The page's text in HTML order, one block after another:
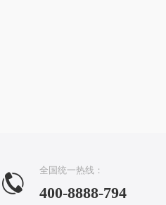
全国统一热线：
400-8888-794